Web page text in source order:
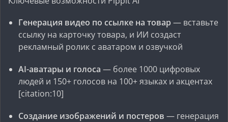
Генерация видео по ссылке на товар — вставьте
ссылку на карточку товара, и ИИ создаст
рекламный ролик с аватаром и озвучкой
AI-аватары и голоса — более 1000 цифровых
людей и 150+ голосов на 100+ языках и акцентах
[citation:10]
Создание изображений и постеров — генерация